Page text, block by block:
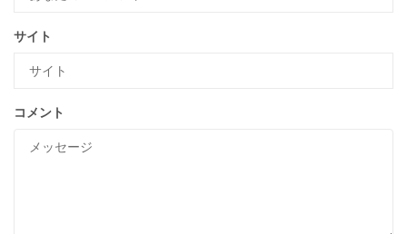
サイト
コメント